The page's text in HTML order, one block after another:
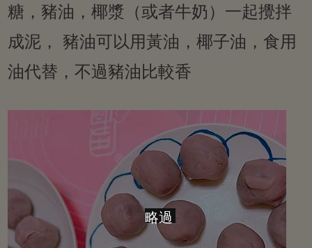
糖，豬油，椰漿（或者牛奶）一起攪拌
成泥， 豬油可以用黃油，椰子油，食用
油代替，不過豬油比較香
略過